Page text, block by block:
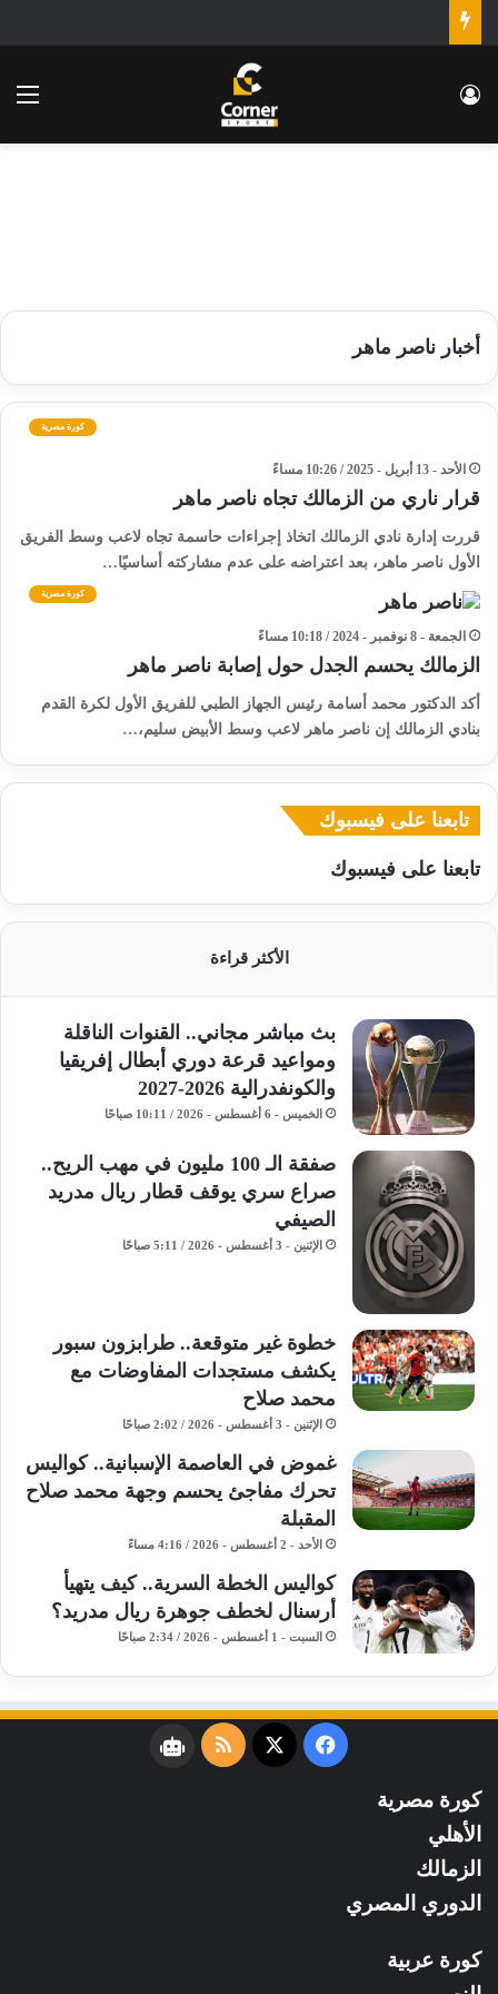
تسجيل الدخول
أخبار ناصر ماهر
كورة مصرية
الأحد - 13 أبريل - 2025 / 10:26 مساءً
قرار ناري من الزمالك تجاه ناصر ماهر
قررت إدارة نادي الزمالك اتخاذ إجراءات حاسمة تجاه لاعب وسط الفريق
الأول ناصر ماهر، بعد اعتراضه على عدم مشاركته أساسيًا…
كورة مصرية
الجمعة - 8 نوفمبر - 2024 / 10:18 مساءً
الزمالك يحسم الجدل حول إصابة ناصر ماهر
أكد الدكتور محمد أسامة رئيس الجهاز الطبي للفريق الأول لكرة القدم
بنادي الزمالك إن ناصر ماهر لاعب وسط الأبيض سليم،…
تابعنا على فيسبوك
تابعنا على فيسبوك
الأكثر قراءة
بث مباشر مجاني.. القنوات الناقلة
ومواعيد قرعة دوري أبطال إفريقيا
والكونفدرالية 2026-2027
الخميس - 6 أغسطس - 2026 / 10:11 صباحًا
صفقة الـ 100 مليون في مهب الريح..
صراع سري يوقف قطار ريال مدريد
الصيفي
الإثنين - 3 أغسطس - 2026 / 5:11 صباحًا
خطوة غير متوقعة.. طرابزون سبور
يكشف مستجدات المفاوضات مع
محمد صلاح
الإثنين - 3 أغسطس - 2026 / 2:02 صباحًا
غموض في العاصمة الإسبانية.. كواليس
تحرك مفاجئ يحسم وجهة محمد صلاح
المقبلة
الأحد - 2 أغسطس - 2026 / 4:16 مساءً
كواليس الخطة السرية.. كيف يتهيأ
أرسنال لخطف جوهرة ريال مدريد؟
السبت - 1 أغسطس - 2026 / 2:34 صباحًا
فيسبوك
‫X
ملخصنبض
كورة مصرية
الأهلي
الزمالك
الدوري المصري
كورة عربية